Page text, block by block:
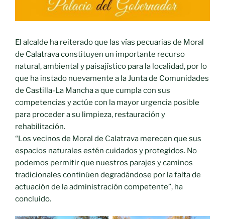
El alcalde ha reiterado que las vías pecuarias de Moral
de Calatrava constituyen un importante recurso
natural, ambiental y paisajístico para la localidad, por lo
que ha instado nuevamente a la Junta de Comunidades
de Castilla-La Mancha a que cumpla con sus
competencias y actúe con la mayor urgencia posible
para proceder a su limpieza, restauración y
rehabilitación.
“Los vecinos de Moral de Calatrava merecen que sus
espacios naturales estén cuidados y protegidos. No
podemos permitir que nuestros parajes y caminos
tradicionales continúen degradándose por la falta de
actuación de la administración competente”, ha
concluido.